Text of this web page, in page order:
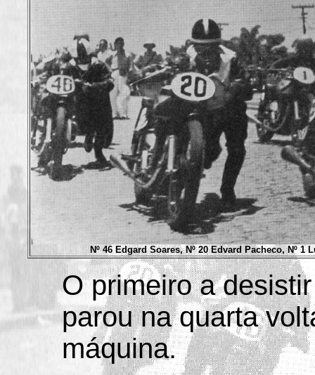
Nº 46 Edgard Soares, Nº 20 Edvard Pacheco, Nº
O primeiro a
parou na quarta
máquina.